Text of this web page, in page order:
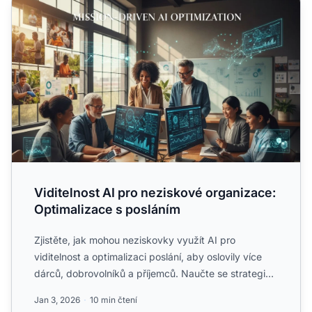
Viditelnost AI pro neziskové organizace:
Optimalizace s posláním
Zjistěte, jak mohou neziskovky využít AI pro
viditelnost a optimalizaci poslání, aby oslovily více
dárců, dobrovolníků a příjemců. Naučte se strategie
Jan 3, 2026 10 min čtení